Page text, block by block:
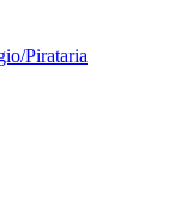
Pirataria